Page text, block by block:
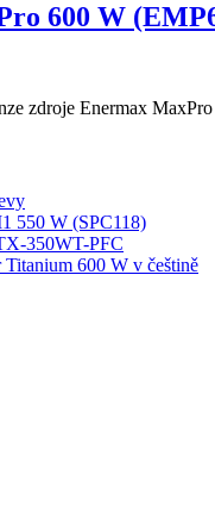
600 W
zdroje Enermax
550 W (SPC118)
350WT-PFC
Titanium 600 W v češtině